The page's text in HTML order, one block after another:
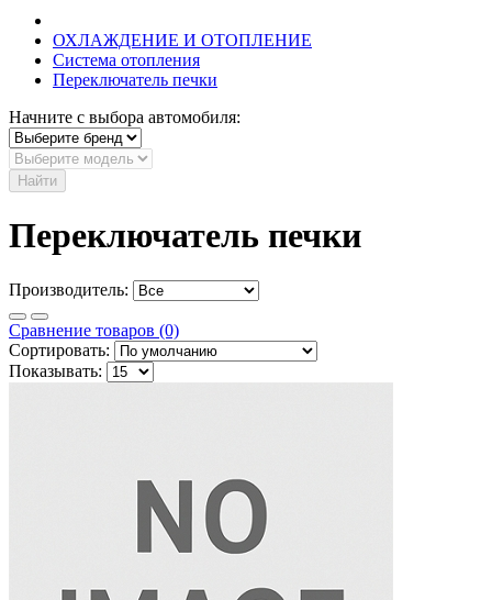
ОХЛАЖДЕНИЕ И ОТОПЛЕНИЕ
Система отопления
Переключатель печки
Начните с выбора автомобиля:
Найти
Переключатель печки
Производитель:
Сравнение товаров (0)
Сортировать:
Показывать: